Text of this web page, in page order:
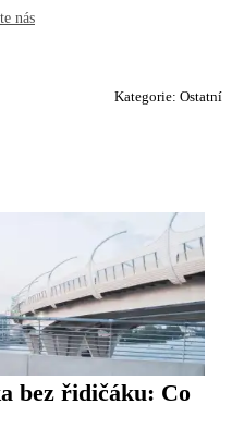
nás
Kategorie: Ostatní
bez řidičáku: Co